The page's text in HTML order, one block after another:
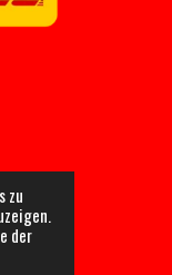
zu
der